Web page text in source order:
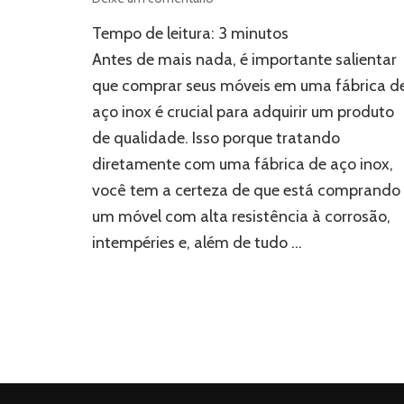
os
seus
na
melhor
de
aço
inox
Tempo de leitura: 3 minutos
Antes de mais nada, é importante salientar
que comprar seus móveis em uma fábrica
aço inox é crucial para adquirir um produto
de qualidade. Isso porque tratando
diretamente com uma fábrica de aço inox,
você tem a certeza de que está comprando
um móvel com alta resistência à corrosão,
intempéries e, além de tudo …